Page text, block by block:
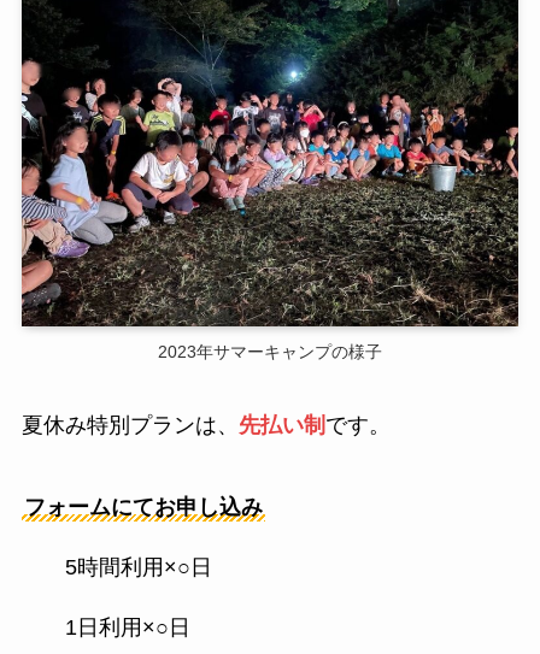
2023年サマーキャンプの様子
夏休み特別プランは、 先払い制 です。
フォームにてお申し込み
5時間利用×○日
1日利用×○日